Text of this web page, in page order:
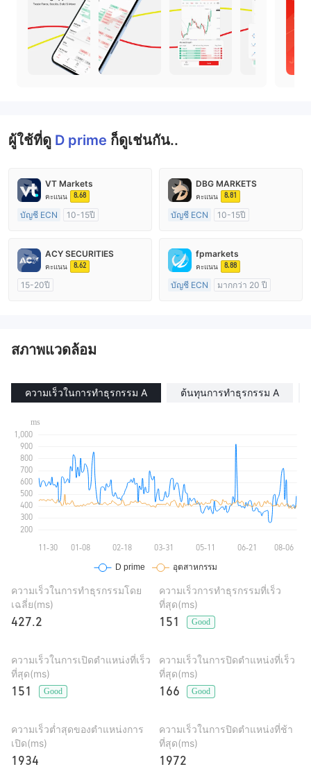
ผู้ใช้ที่ดู D prime ก็ดูเช่นกัน..
VT Markets
คะแนน 8.68
บัญชี ECN
10-15ปี
ใบอนุญาต MT4 แบบเต็ม
DBG MARKETS
คะแนน 8.81
บัญชี ECN
10-15ปี
ใบอนุญาต MT4 แบบเต็ม
ACY SECURITIES
คะแนน 8.62
15-20ปี
fpmarkets
คะแนน 8.88
บัญชี ECN
มากกว่า 20 ปี
สภาพแวดล้อม
ความเร็วในการทำธุรกรรม A ต้นทุนการทำธุรกรรม A
ความเร็วในการทำธุรกรรมโดย
เฉลี่ย(ms)
427.2
ความเร็วการทำธุรกรรมที่เร็ว
ที่สุด(ms)
151 Good
ความเร็วในการเปิดตำแหน่งที่เร็ว
ที่สุด(ms)
151 Good
ความเร็วในการปิดตำแหน่งที่เร็ว
ที่สุด(ms)
166 Good
ความเร็วต่ำสุดของตำแหน่งการ
เปิด(ms)
1934
ความเร็วในการปิดตำแหน่งที่ช้า
ที่สุด(ms)
1972